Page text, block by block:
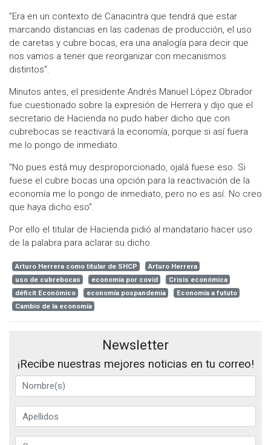
"Era en un contexto de Canacintra que tendrá que estar
marcando distancias en las cadenas de producción, el uso
de caretas y cubre bocas, era una analogía para decir que
nos vamos a tener que reorganizar con mecanismos
distintos".
Minutos antes, el presidente Andrés Manuel López Obrador
fue cuestionado sobre la expresión de Herrera y dijo que el
secretario de Hacienda no pudo haber dicho que con
cubrebocas se reactivará la economía, porque si así fuera
me lo pongo de inmediato.
"No pues está muy desproporcionado, ojalá fuese eso. Si
fuese el cubre bocas una opción para la reactivación de la
economía me lo pongo de inmediato, pero no es así. No creo
que haya dicho eso".
Por ello el titular de Hacienda pidió al mandatario hacer uso
de la palabra para aclarar su dicho.
Arturo Herrera como titular de SHCP
Arturo Herrera
uso de cubrebocas
economía por covid
Crisis económica
déficit Económico
economía pospandemia
Economía a fututo
Cambio de la economía
Newsletter
¡Recibe nuestras mejores noticias en tu correo!